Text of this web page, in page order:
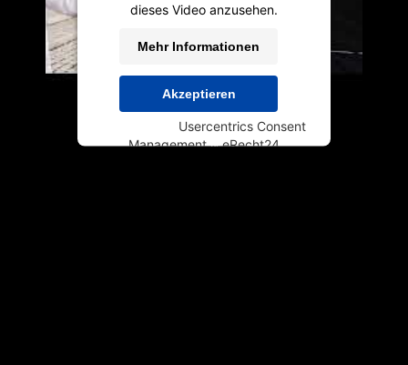
dieses Video anzusehen.
Mehr Informationen
Akzeptieren
Usercentrics Consent
Management&eRecht24